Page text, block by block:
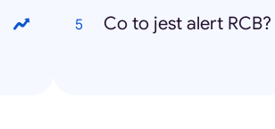
Co to jest alert RCB?